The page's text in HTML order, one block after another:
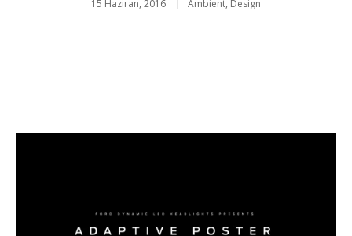
15 Haziran, 2016 Ambient, Design